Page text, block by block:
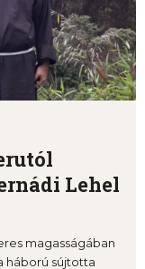
Lehel
magasságában
háború sújtotta